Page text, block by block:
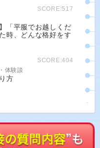
SCORE:517
「平服でお越しくだ
時、どんな格好をす
SCORE:404
体験談
方